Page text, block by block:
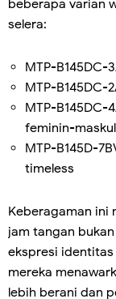
beberapa varian
selera:
MTP-B145DC-
MTP-B145DC-
MTP-B145DC-
feminin-
MTP-B145D-
timeless
Keberagaman ini
jam tangan
ekspresi identitas
mereka
lebih berani dan